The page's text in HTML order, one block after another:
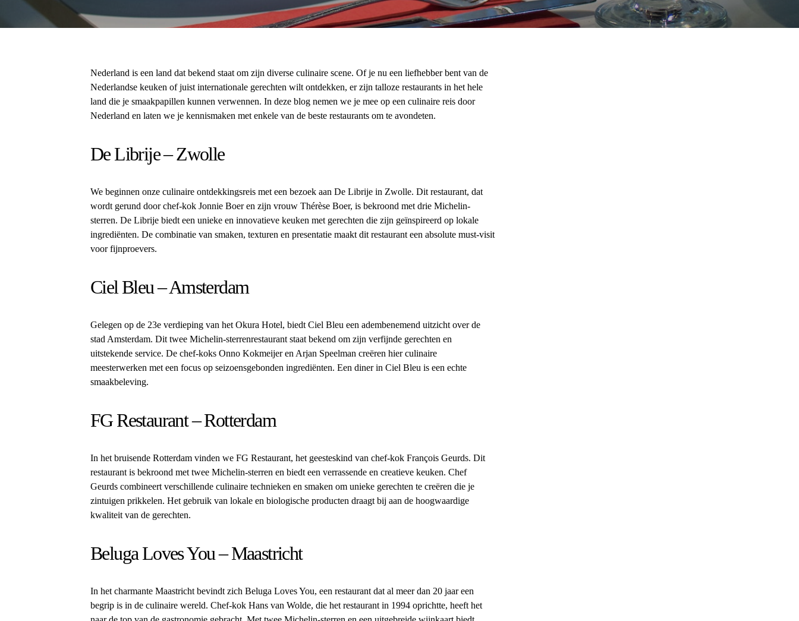
Nederland is een land dat bekend staat om zijn diverse culinaire scene. Of je nu een liefhebber bent van de
Nederlandse keuken of juist internationale gerechten wilt ontdekken, er zijn talloze restaurants in het hele
land die je smaakpapillen kunnen verwennen. In deze blog nemen we je mee op een culinaire reis door
Nederland en laten we je kennismaken met enkele van de beste restaurants om te avondeten.
De Librije – Zwolle
We beginnen onze culinaire ontdekkingsreis met een bezoek aan De Librije in Zwolle. Dit restaurant, dat
wordt gerund door chef-kok Jonnie Boer en zijn vrouw Thérèse Boer, is bekroond met drie Michelin-
sterren. De Librije biedt een unieke en innovatieve keuken met gerechten die zijn geïnspireerd op lokale
ingrediënten. De combinatie van smaken, texturen en presentatie maakt dit restaurant een absolute must-visit
voor fijnproevers.
Ciel Bleu – Amsterdam
Gelegen op de 23e verdieping van het Okura Hotel, biedt Ciel Bleu een adembenemend uitzicht over de
stad Amsterdam. Dit twee Michelin-sterrenrestaurant staat bekend om zijn verfijnde gerechten en
uitstekende service. De chef-koks Onno Kokmeijer en Arjan Speelman creëren hier culinaire
meesterwerken met een focus op seizoensgebonden ingrediënten. Een diner in Ciel Bleu is een echte
smaakbeleving.
FG Restaurant – Rotterdam
In het bruisende Rotterdam vinden we FG Restaurant, het geesteskind van chef-kok François Geurds. Dit
restaurant is bekroond met twee Michelin-sterren en biedt een verrassende en creatieve keuken. Chef
Geurds combineert verschillende culinaire technieken en smaken om unieke gerechten te creëren die je
zintuigen prikkelen. Het gebruik van lokale en biologische producten draagt bij aan de hoogwaardige
kwaliteit van de gerechten.
Beluga Loves You – Maastricht
In het charmante Maastricht bevindt zich Beluga Loves You, een restaurant dat al meer dan 20 jaar een
begrip is in de culinaire wereld. Chef-kok Hans van Wolde, die het restaurant in 1994 oprichtte, heeft het